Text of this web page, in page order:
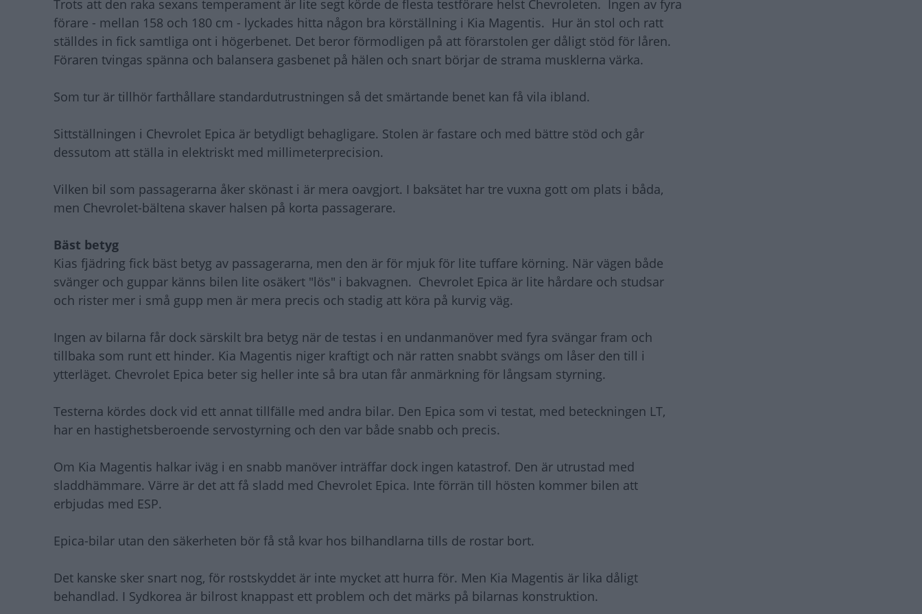
Trots att den raka sexans temperament är lite segt körde de flesta testförare helst Chevroleten. Ingen av fyra
förare - mellan 158 och 180 cm - lyckades hitta någon bra körställning i Kia Magentis. Hur än stol och ratt
ställdes in fick samtliga ont i högerbenet. Det beror förmodligen på att förarstolen ger dåligt stöd för låren.
Föraren tvingas spänna och balansera gasbenet på hälen och snart börjar de strama musklerna värka.
Som tur är tillhör farthållare standardutrustningen så det smärtande benet kan få vila ibland.
Sittställningen i Chevrolet Epica är betydligt behagligare. Stolen är fastare och med bättre stöd och går
dessutom att ställa in elektriskt med millimeterprecision.
Vilken bil som passagerarna åker skönast i är mera oavgjort. I baksätet har tre vuxna gott om plats i båda,
men Chevrolet-bältena skaver halsen på korta passagerare.
Bäst betyg
Kias fjädring fick bäst betyg av passagerarna, men den är för mjuk för lite tuffare körning. När vägen både
svänger och guppar känns bilen lite osäkert "lös" i bakvagnen. Chevrolet Epica är lite hårdare och studsar
och rister mer i små gupp men är mera precis och stadig att köra på kurvig väg.
Ingen av bilarna får dock särskilt bra betyg när de testas i en undanmanöver med fyra svängar fram och
tillbaka som runt ett hinder. Kia Magentis niger kraftigt och när ratten snabbt svängs om låser den till i
ytterläget. Chevrolet Epica beter sig heller inte så bra utan får anmärkning för långsam styrning.
Testerna kördes dock vid ett annat tillfälle med andra bilar. Den Epica som vi testat, med beteckningen LT,
har en hastighetsberoende servostyrning och den var både snabb och precis.
Om Kia Magentis halkar iväg i en snabb manöver inträffar dock ingen katastrof. Den är utrustad med
sladdhämmare. Värre är det att få sladd med Chevrolet Epica. Inte förrän till hösten kommer bilen att
erbjudas med ESP.
Epica-bilar utan den säkerheten bör få stå kvar hos bilhandlarna tills de rostar bort.
Det kanske sker snart nog, för rostskyddet är inte mycket att hurra för. Men Kia Magentis är lika dåligt
behandlad. I Sydkorea är bilrost knappast ett problem och det märks på bilarnas konstruktion.